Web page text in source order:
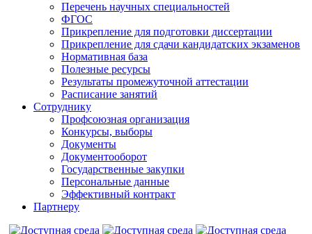
Перечень научных специальностей
ФГОС
Прикрепление для подготовки диссертации
Прикрепление для сдачи кандидатских экзаменов
Нормативная база
Полезные ресурсы
Результаты промежуточной аттестации
Расписание занятий
Сотруднику
Профсоюзная организация
Конкурсы, выборы
Документы
Документооборот
Государственные закупки
Персональные данные
Эффективный контракт
Партнеру